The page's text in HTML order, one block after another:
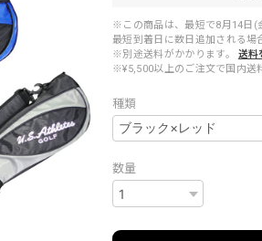
※この商品は、最短で8月14日(
最短到着日に数日追加される場
※別途送料がかかります。
送料
※¥5,500以上のご注文で国内送
種類
数量